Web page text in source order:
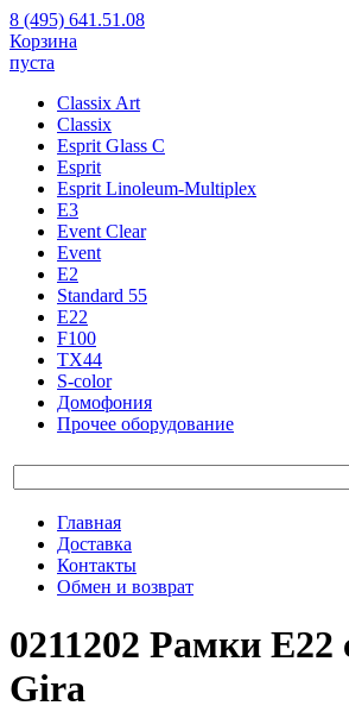
8 (495) 641.51.08
Корзина
пуста
Classix Art
Classix
Esprit Glass C
Esprit
Esprit Linoleum-Multiplex
E3
Event Clear
Event
E2
Standard 55
E22
F100
TX44
S-color
Домофония
Прочее оборудование
Главная
Доставка
Контакты
Обмен и возврат
0211202 Рамки E22
Gira